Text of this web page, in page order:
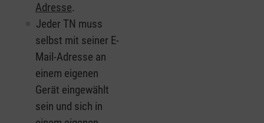
Adresse.
Jeder TN muss
selbst mit seiner E-
Mail-Adresse an
einem eigenen
Gerät eingewählt
sein und sich in